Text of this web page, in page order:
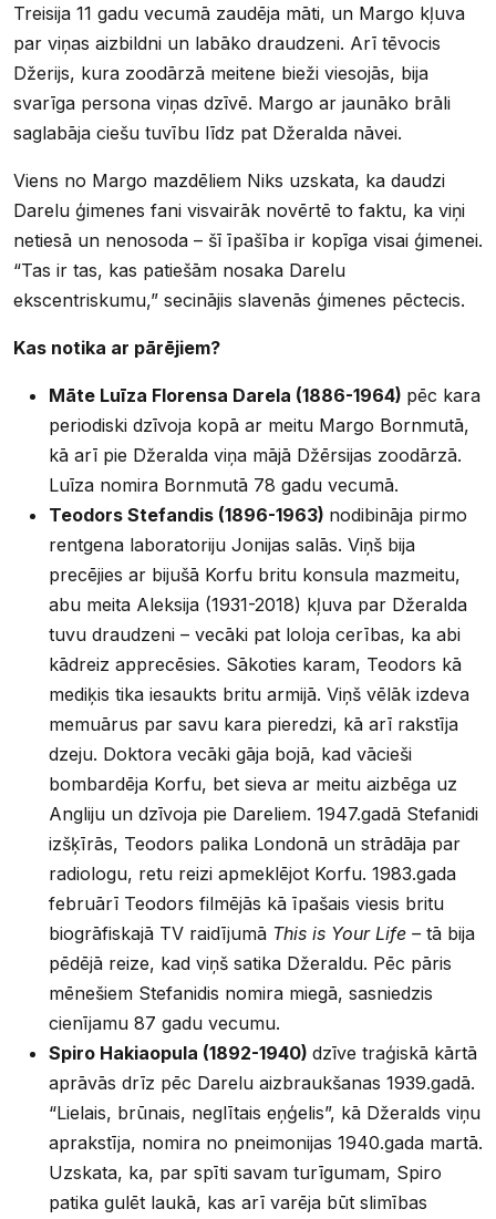
Treisija 11 gadu vecumā zaudēja māti, un Margo kļuva
par viņas aizbildni un labāko draudzeni. Arī tēvocis
Džerijs, kura zoodārzā meitene bieži viesojās, bija
svarīga persona viņas dzīvē. Margo ar jaunāko brāli
saglabāja ciešu tuvību līdz pat Džeralda nāvei.
Viens no Margo mazdēliem Niks uzskata, ka daudzi
Darelu ģimenes fani visvairāk novērtē to faktu, ka viņi
netiesā un nenosoda – šī īpašība ir kopīga visai ģimenei.
“Tas ir tas, kas patiešām nosaka Darelu
ekscentriskumu,” secinājis slavenās ģimenes pēctecis.
Kas notika ar pārējiem?
Māte Luīza Florensa Darela (1886-1964) pēc kara
periodiski dzīvoja kopā ar meitu Margo Bornmutā,
kā arī pie Džeralda viņa mājā Džērsijas zoodārzā.
Luīza nomira Bornmutā 78 gadu vecumā.
Teodors Stefandis (1896-1963) nodibināja pirmo
rentgena laboratoriju Jonijas salās. Viņš bija
precējies ar bijušā Korfu britu konsula mazmeitu,
abu meita Aleksija (1931-2018) kļuva par Džeralda
tuvu draudzeni – vecāki pat loloja cerības, ka abi
kādreiz apprecēsies. Sākoties karam, Teodors kā
mediķis tika iesaukts britu armijā. Viņš vēlāk izdeva
memuārus par savu kara pieredzi, kā arī rakstīja
dzeju. Doktora vecāki gāja bojā, kad vācieši
bombardēja Korfu, bet sieva ar meitu aizbēga uz
Angliju un dzīvoja pie Dareliem. 1947.gadā Stefanidi
izšķīrās, Teodors palika Londonā un strādāja par
radiologu, retu reizi apmeklējot Korfu. 1983.gada
februārī Teodors filmējās kā īpašais viesis britu
biogrāfiskajā TV raidījumā This is Your Life – tā bija
pēdējā reize, kad viņš satika Džeraldu. Pēc pāris
mēnešiem Stefanidis nomira miegā, sasniedzis
cienījamu 87 gadu vecumu.
Spiro Hakiaopula (1892-1940) dzīve traģiskā kārtā
aprāvās drīz pēc Darelu aizbraukšanas 1939.gadā.
“Lielais, brūnais, neglītais eņģelis”, kā Džeralds viņu
aprakstīja, nomira no pneimonijas 1940.gada martā.
Uzskata, ka, par spīti savam turīgumam, Spiro
patika gulēt laukā, kas arī varēja būt slimības